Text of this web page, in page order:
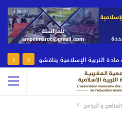
مكناس: أساتذة مادة التربية الإسلامية يناقشون رهانات وأدوار مادة التربية الإسلامية في يومها الوطني
المناهج و البرامج